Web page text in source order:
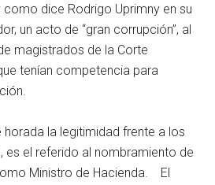
como dice Rodrigo Uprimny en su
un acto de “gran corrupción”, al
magistrados de la Corte
tenían competencia para
horada la legitimidad frente a los
es el referido al nombramiento de
Ministro de Hacienda. El